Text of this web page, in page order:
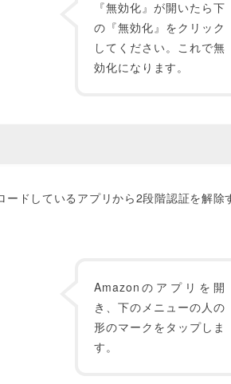
『無効化』が開いたら下
の『無効化』をクリック
してください。これで無
効化になります。
ードしているアプリから2段階認証を解除
Amazonのアプリを開
き、下のメニューの人の
形のマークをタップしま
す。